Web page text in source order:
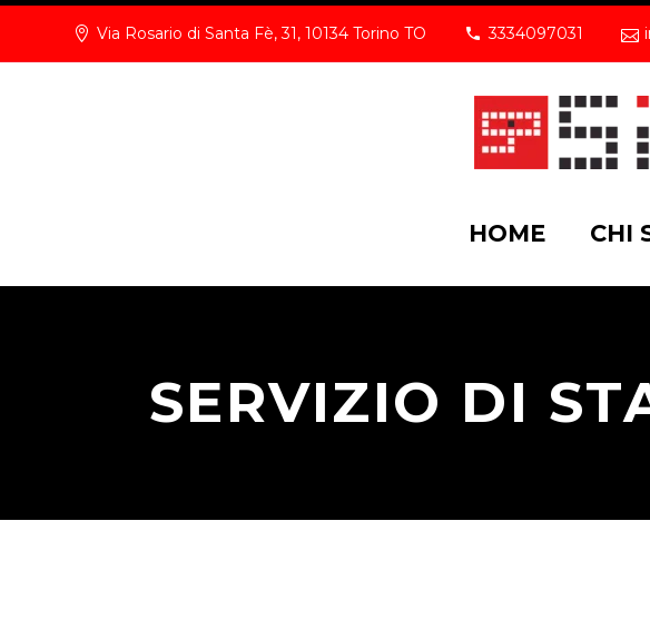
Via Rosario di Santa Fè, 31, 10134 Torino TO 3334097031
HOME CHI
SERVIZIO DI